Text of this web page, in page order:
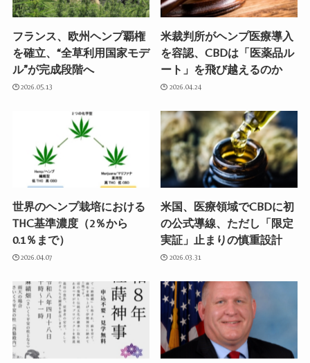
フランス、欧州ヘンプ覇権
を確立、“全草利用国家モデ
ル”が完成段階へ
2026.05.13
米裁判所がヘンプ医療導入
を容認、CBDは「医薬品ル
ート」を飛び越えるのか
2026.04.24
世界のヘンプ栽培における
THC基準濃度（2％から
0.1％まで）
2026.04.07
米国、医療領域でCBDに初
の公式導線、ただし「限定
実証」止まりの慎重設計
2026.03.31